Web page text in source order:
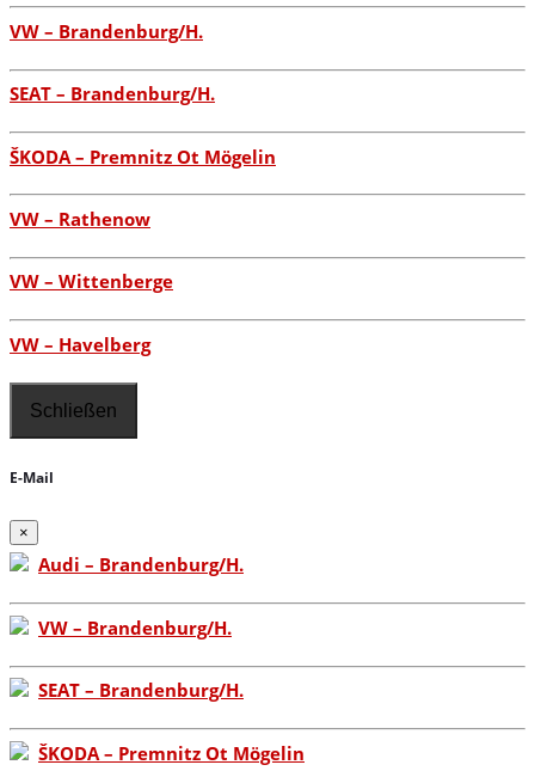
VW – Brandenburg/H.
SEAT – Brandenburg/H.
ŠKODA – Premnitz Ot Mögelin
VW – Rathenow
VW – Wittenberge
VW – Havelberg
Schließen
E-Mail
×
Audi – Brandenburg/H.
VW – Brandenburg/H.
SEAT – Brandenburg/H.
ŠKODA – Premnitz Ot Mögelin